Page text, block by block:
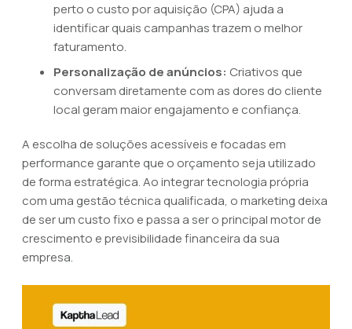
perto o custo por aquisição (CPA) ajuda a
identificar quais campanhas trazem o melhor
faturamento.
Personalização de anúncios: Criativos que
conversam diretamente com as dores do cliente
local geram maior engajamento e confiança.
A escolha de soluções acessíveis e focadas em
performance garante que o orçamento seja utilizado
de forma estratégica. Ao integrar tecnologia própria
com uma gestão técnica qualificada, o marketing deixa
de ser um custo fixo e passa a ser o principal motor de
crescimento e previsibilidade financeira da sua
empresa.